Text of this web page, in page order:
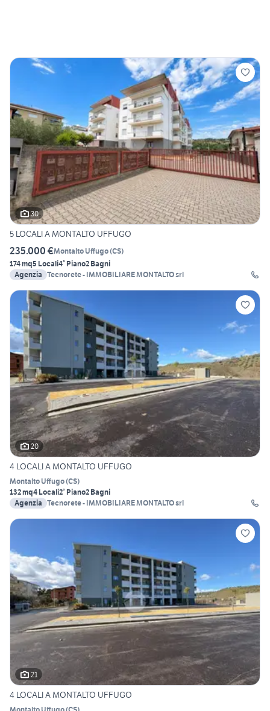
30
5 LOCALI A MONTALTO UFFUGO
235.000 €Montalto Uffugo(CS)
174 mq5 Locali4° Piano2 Bagni
Agenzia Tecnorete - IMMOBILIARE MONTALTO srl
20
4 LOCALI A MONTALTO UFFUGO
Montalto Uffugo(CS)
132 mq4 Locali2° Piano2 Bagni
Agenzia Tecnorete - IMMOBILIARE MONTALTO srl
21
4 LOCALI A MONTALTO UFFUGO